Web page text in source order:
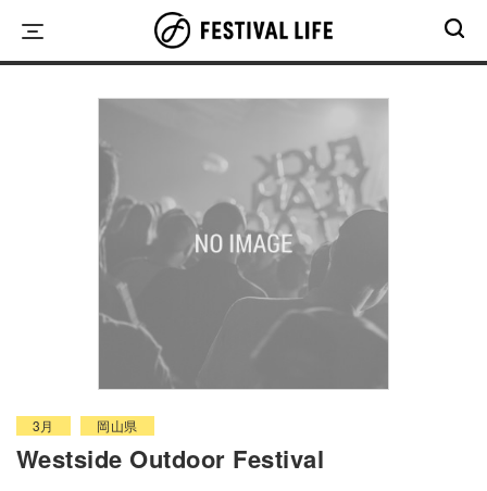
content
3月 岡山県
Westside Outdoor Festival